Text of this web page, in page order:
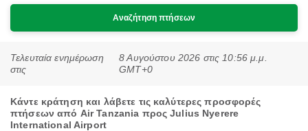
Αναζήτηση πτήσεων
Τελευταία ενημέρωση
στις
8 Αυγούστου 2026 στις 10:56 μ.μ.
GMT+0
Κάντε κράτηση και λάβετε τις καλύτερες προσφορές
πτήσεων από Air Tanzania προς Julius Nyerere
International Airport